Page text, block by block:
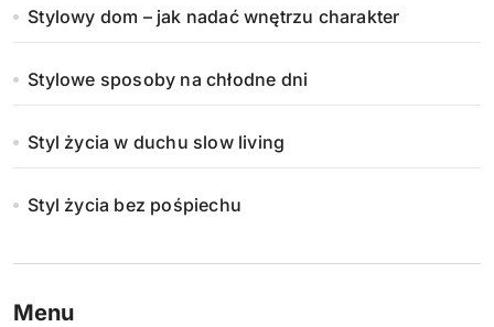
Stylowy dom – jak nadać wnętrzu charakter
Stylowe sposoby na chłodne dni
Styl życia w duchu slow living
Styl życia bez pośpiechu
Menu